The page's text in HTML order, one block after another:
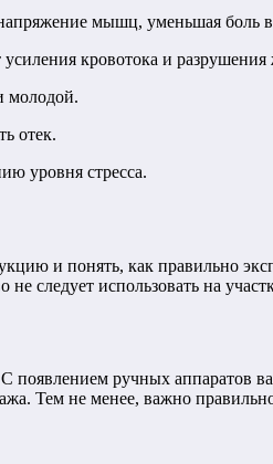
мышц, уменьшая боль
кровотока и
молодой.
отек.
уровня стресса.
и понять, как правильно
следует использовать на
ручных аппаратов
Тем не менее, важно правильно